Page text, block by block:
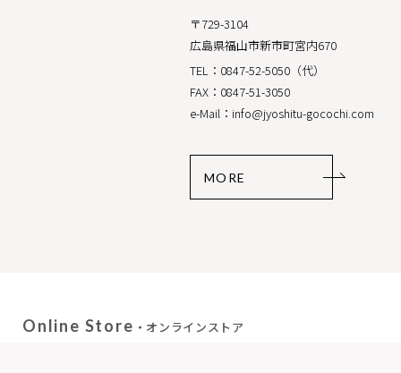
〒729-3104
広島県福山市新市町宮内670
TEL：0847-52-5050（代）
FAX：0847-51-3050
e-Mail：info@jyoshitu-gocochi.com
MORE
Online Store ・オンラインストア